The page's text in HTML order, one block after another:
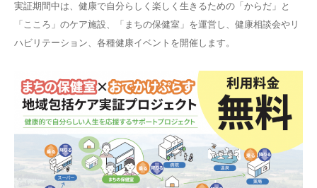
実証期間中は、健康で自分らしく楽しく生きるための「からだ」と
「こころ」のケア施設、「まちの保健室」を運営し、健康相談会やリ
ハビリテーション、各種健康イベントを開催します。